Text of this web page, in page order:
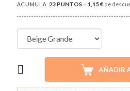
ACUMULA 23 PUNTOS = 1,15 € de
AÑADIR